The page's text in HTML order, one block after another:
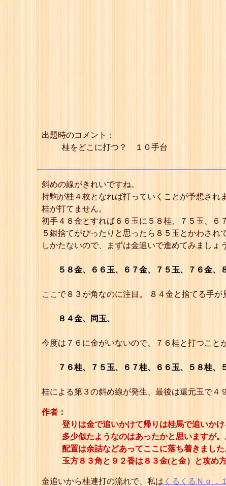
出題時のコメント：
桂をどこに打つ？ １０手台
斜めの線がきれいですね。
持駒が桂４枚となれば打っていくことが予想され
桂が打てません。
初手４８金とすれば６６玉に５８桂、７５玉、６
５銀捨てがぴったりと思ったら８５玉とかわされ
しかたないので、まずは金追いで進めてみましょう
５８金、６６玉、６７金、７５玉、７６金、
ここで８３が角なのに注目。 ８４金と捨てる手が
８４金、同玉、
今度は７６に金がいないので、７６桂と打つこと
７６桂、７５玉、６７桂、６６玉、５８桂
桂による第３の斜め線が発生、最後は還元玉で４
作者：
登りは金で追いかけて帰りは桂馬で追いか
多少似たようなのはあったかと思いますが。
配置は余詰などあってここに落ち着きました
玉方８３角と９２香は８３金(と金）と攻め
金追いから桂連打の流れで、私は くるくるＮｏ．